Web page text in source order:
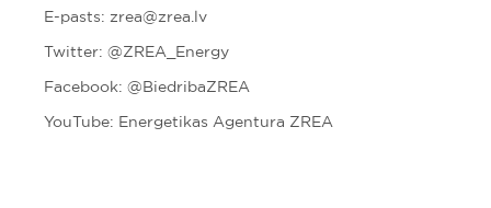
E-pasts: zrea@zrea.lv
Twitter: @ZREA_Energy
Facebook: @BiedribaZREA
YouTube: Energetikas Agentura ZREA